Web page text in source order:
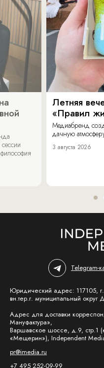
Летняя
«Правил
Медиабренд
дачную
3 августа 2026
Telegram-
Юридический адрес: 117105,
вн.тер.г. муниципальный
Адрес для доставки
Мануфактура»,
Варшавское шоссе, д.9, стр.1
«Мещерин»), Independent
pr@imedia.ru
+7 495 252-09-99